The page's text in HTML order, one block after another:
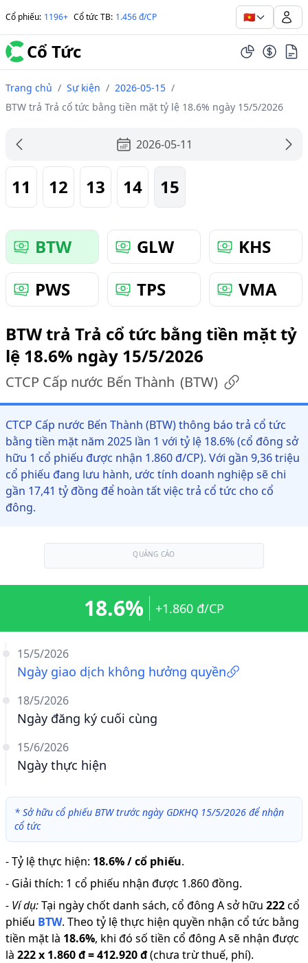
Cổ phiếu: 1196+ Cổ tức TB: 1.456 đ/CP 🇻🇳
Cổ Tức
Trang chủ / Sự kiện / 2026-05-15 /
BTW trả Trả cổ tức bằng tiền mặt tỷ lệ 18.6% ngày 15/5/2026
2026-05-11
11 12 13 14 15
BTW GLW
KHS
PWS
TPS
VMA
BTW trả Trả cổ tức bằng tiền mặt tỷ
lệ 18.6% ngày 15/5/2026
CTCP Cấp nước Bến Thành (BTW)
CTCP Cấp nước Bến Thành (BTW) thông báo trả cổ tức
bằng tiền mặt năm 2025 lần 1 với tỷ lệ 18.6% (cổ đông sở
hữu 1 cổ phiếu được nhận 1.860 đ/CP). Với gần 9,36 triệu
cổ phiếu đang lưu hành, ước tính doanh nghiệp sẽ chi
gần 17,41 tỷ đồng để hoàn tất việc trả cổ tức cho cổ
đông.
QUẢNG CÁO
15/5/2026
Ngày giao dịch không hưởng quyền
18/5/2026
Ngày đăng ký cuối cùng
15/6/2026
Ngày thực hiện
18.6% +1.860 đ/CP
* Sở hữu cổ phiếu BTW trước ngày GDKHQ 15/5/2026 để nhận
cổ tức
-Tỷ lệ thực hiện: 18.6% / cổ phiếu.
- Giải thích: 1 cổ phiếu nhận được 1.860 đồng.
- Ví dụ:Tại ngày chốt danh sách, cổ đông A sở hữu 222cổ
phiếu BTW. Theo tỷ lệ thực hiện quyền nhận cổ tức bằng
tiền mặt là 18.6%, khi đó số tiền cổ đông A sẽ nhận được
là 222x 1.860 đ=412.920 đ(chưa trừ thuế, phí).